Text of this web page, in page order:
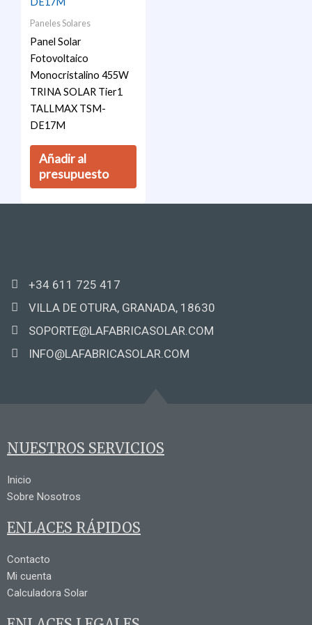
Paneles Solares
Panel Solar
Fotovoltaico
Monocristalino 455W
TRINA SOLAR Tier1
TALLMAX TSM-
DE17M
Añadir al
presupuesto
+34 611 725 417
VILLA DE OTURA, GRANADA, 18630
SOPORTE@LAFABRICASOLAR.COM
INFO@LAFABRICASOLAR.COM
NUESTROS SERVICIOS
Inicio
Sobre Nosotros
ENLACES RÁPIDOS
Contacto
Mi cuenta
Calculadora Solar